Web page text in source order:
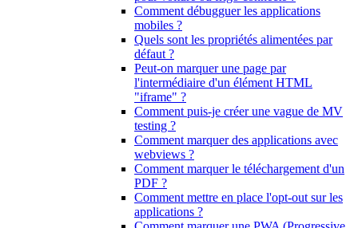
Comment débugguer les applications
mobiles ?
Quels sont les propriétés alimentées par
défaut ?
Peut-on marquer une page par
l'intermédiaire d'un élément HTML
"iframe" ?
Comment puis-je créer une vague de MV
testing ?
Comment marquer des applications avec
webviews ?
Comment marquer le téléchargement d'un
PDF ?
Comment mettre en place l'opt-out sur les
applications ?